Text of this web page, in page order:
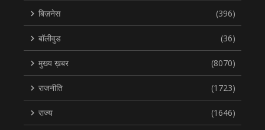
बिज़नेस (396)
बॉलीवुड (36)
मुख्य ख़बर (8070)
राजनीति (1723)
राज्य (1646)